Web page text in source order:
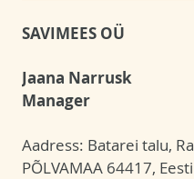
SAVIMEES OÜ
Jaana Narrusk
Manager
Aadress: Batarei talu,
PÕLVAMAA 64417, Eesti